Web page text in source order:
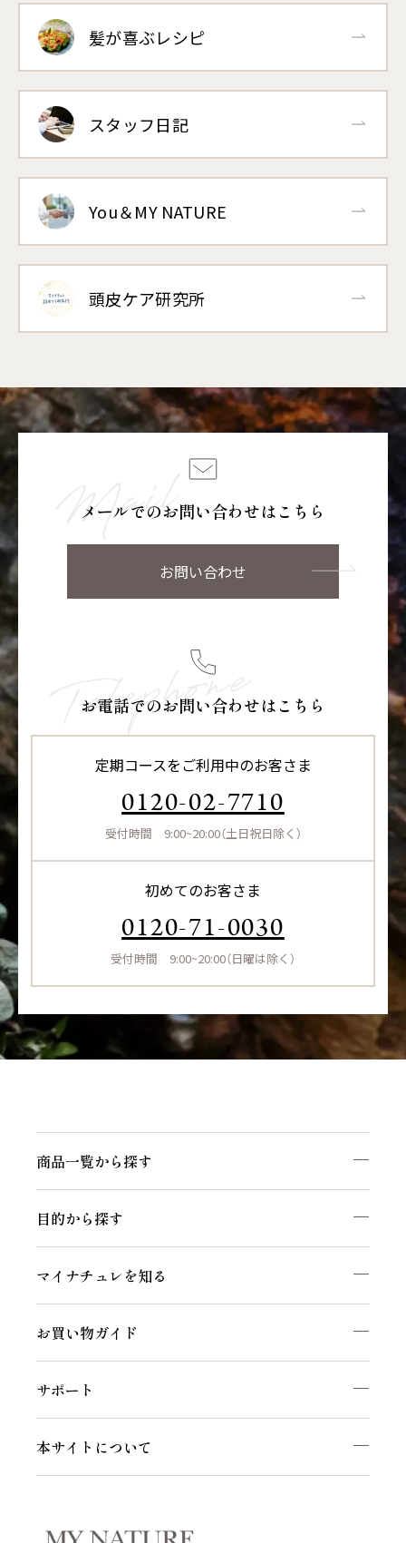
髪が喜ぶレシピ
スタッフ日記
You＆MY NATURE
頭皮ケア研究所
メールでのお問い合わせはこちら
お問い合わせ
お電話でのお問い合わせはこちら
定期コースをご利用中のお客さま
0120-02-7710
受付時間 9:00~20:00（土日祝日除く）
初めてのお客さま
0120-71-0030
受付時間 9:00~20:00（日曜は除く）
商品一覧から探す
目的から探す
マイナチュレを知る
お買い物ガイド
サポート
本サイトについて